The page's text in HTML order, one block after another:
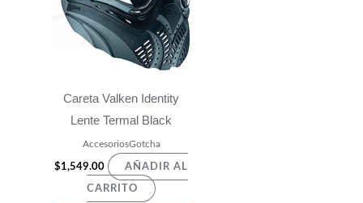
Careta Valken Identity
Lente Termal Black
AccesoriosGotcha
$1,549.00 AÑADIR AL
CARRITO